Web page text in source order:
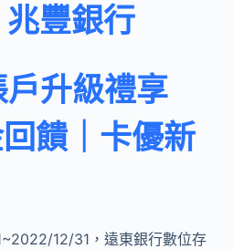
豐銀行
升級禮享
饋｜卡優新
12/31，遠東銀行數位存